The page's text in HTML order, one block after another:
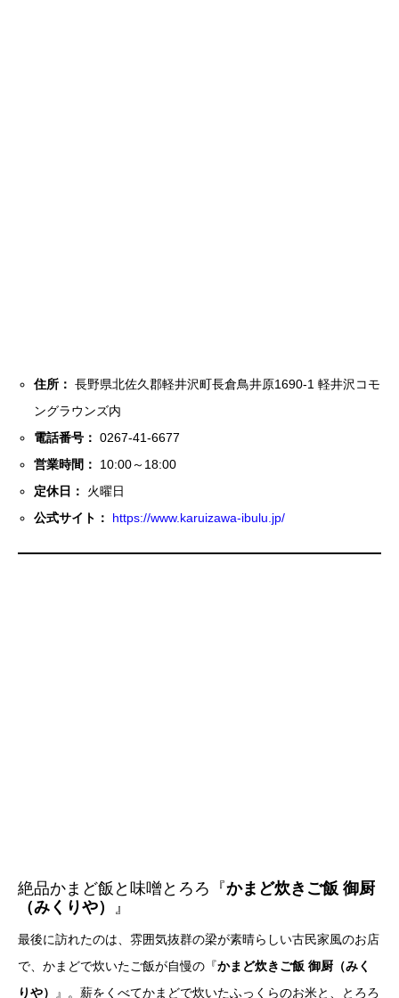
住所： 長野県北佐久郡軽井沢町長倉鳥井原1690-1 軽井沢コモ
ングラウンズ内
電話番号： 0267-41-6677
営業時間：
10:00～18:00
定休日：
火曜日
公式サイト：
https://www.karuizawa-ibulu.jp/
絶品かまど飯と味噌とろろ『かまど炊きご飯 御厨
（みくりや） 』
最後に訪れたのは、雰囲気抜群の梁が素晴らしい古民家風のお店
で、かまどで炊いたご飯が自慢の『かまど炊きご飯 御厨（みく
りや） 』。薪をくべてかまどで炊いたふっくらのお米と、とろろ